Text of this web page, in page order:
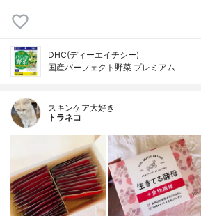
DHC(ディーエイチシー)
国産パーフェクト野菜 プレミアム
スキンケア大好き
トラネコ